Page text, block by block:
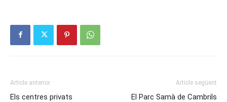
Article anterior
Els centres privats
Article següent
El Parc Samà de Cambrils